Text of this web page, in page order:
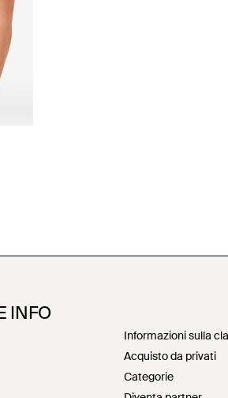
INFO
Informazioni sulla
Acquisto da privati
Categorie